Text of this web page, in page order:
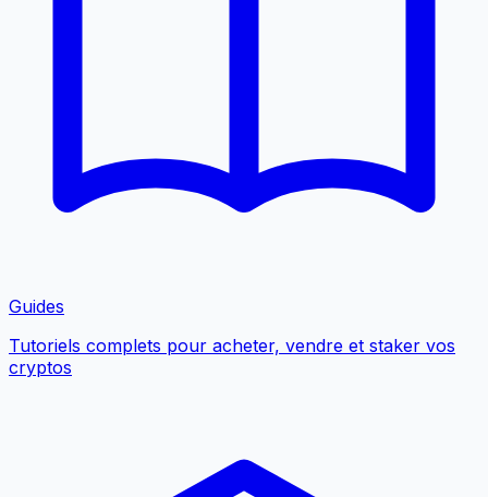
Guides
Tutoriels complets pour acheter, vendre et staker vos
cryptos